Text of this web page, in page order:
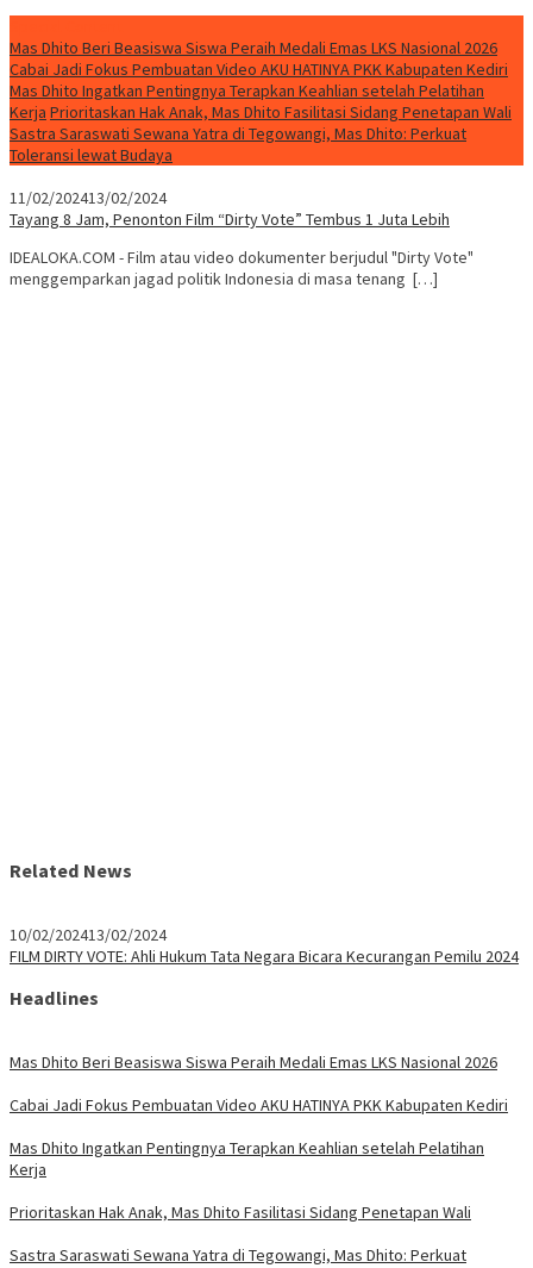
Mas Dhito Beri Beasiswa Siswa Peraih Medali Emas LKS Nasional 2026
Cabai Jadi Fokus Pembuatan Video AKU HATINYA PKK Kabupaten Kediri
Mas Dhito Ingatkan Pentingnya Terapkan Keahlian setelah Pelatihan
Kerja Prioritaskan Hak Anak, Mas Dhito Fasilitasi Sidang Penetapan Wali
Sastra Saraswati Sewana Yatra di Tegowangi, Mas Dhito: Perkuat
Toleransi lewat Budaya
11/02/202413/02/2024
Tayang 8 Jam, Penonton Film “Dirty Vote” Tembus 1 Juta Lebih
IDEALOKA.COM - Film atau video dokumenter berjudul "Dirty Vote"
menggemparkan jagad politik Indonesia di masa tenang […]
Related News
10/02/202413/02/2024
FILM DIRTY VOTE: Ahli Hukum Tata Negara Bicara Kecurangan Pemilu 2024
Headlines
Mas Dhito Beri Beasiswa Siswa Peraih Medali Emas LKS Nasional 2026
Cabai Jadi Fokus Pembuatan Video AKU HATINYA PKK Kabupaten Kediri
Mas Dhito Ingatkan Pentingnya Terapkan Keahlian setelah Pelatihan
Kerja
Prioritaskan Hak Anak, Mas Dhito Fasilitasi Sidang Penetapan Wali
Sastra Saraswati Sewana Yatra di Tegowangi, Mas Dhito: Perkuat